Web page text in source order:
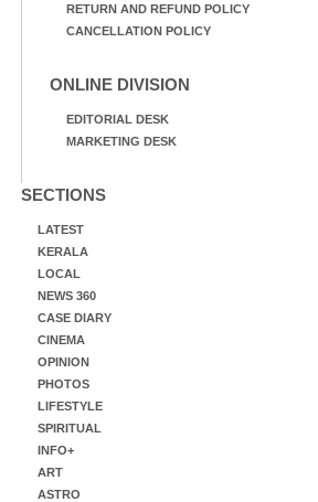
RETURN AND REFUND POLICY
CANCELLATION POLICY
ONLINE DIVISION
EDITORIAL DESK
MARKETING DESK
SECTIONS
LATEST
KERALA
LOCAL
NEWS 360
CASE DIARY
CINEMA
OPINION
PHOTOS
LIFESTYLE
SPIRITUAL
INFO+
ART
ASTRO